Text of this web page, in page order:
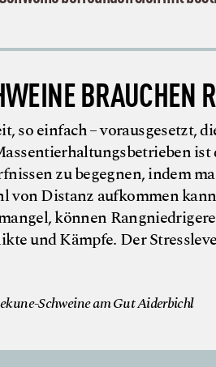
BRAUCHEN
so einfach – vorausgesetzt,
zu begegnen, indem
von Distanz aufkommen
können
und Kämpfe. Der
Schweine am Gut Aiderbichl